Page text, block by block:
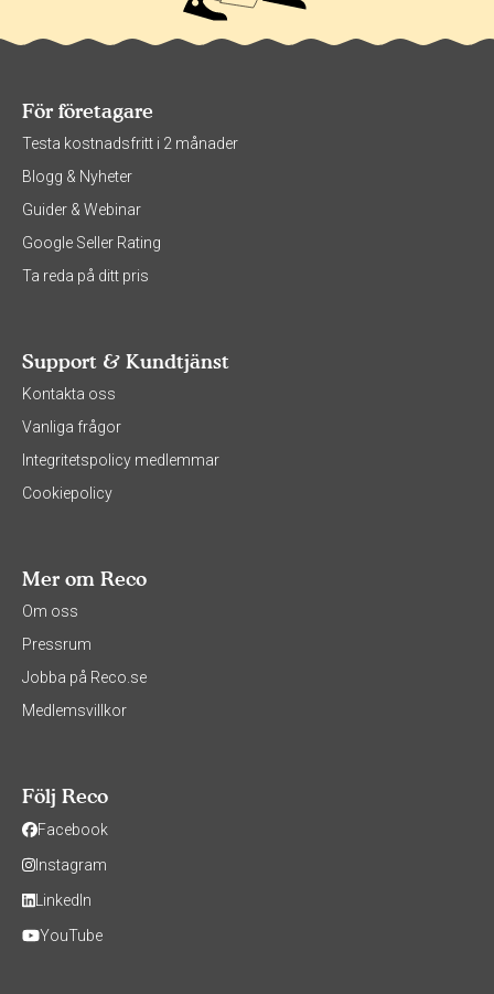
För företagare
Testa kostnadsfritt i 2 månader
Blogg & Nyheter
Guider & Webinar
Google Seller Rating
Ta reda på ditt pris
Support & Kundtjänst
Kontakta oss
Vanliga frågor
Integritetspolicy medlemmar
Cookiepolicy
Mer om Reco
Om oss
Pressrum
Jobba på Reco.se
Medlemsvillkor
Följ Reco
Facebook
Instagram
LinkedIn
YouTube